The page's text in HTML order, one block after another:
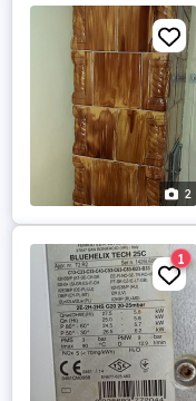
2
1